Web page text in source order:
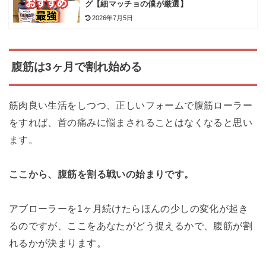
グ【細マッチョの僕が厳選】
2026年7月5日
腹筋は3ヶ月で割れ始める
筋肉良い生活をしつつ、正しいフォームで腹筋ローラー
をすれば、首の痛みに悩まされることはなくなると思い
ます。
ここから、腹筋を割る戦いの始まりです。
アブローラーを1ヶ月続けたらほんの少しの変化が起き
るのですが、ここをあなたがどう捉えるかで、腹筋が割
れるかが決まります。